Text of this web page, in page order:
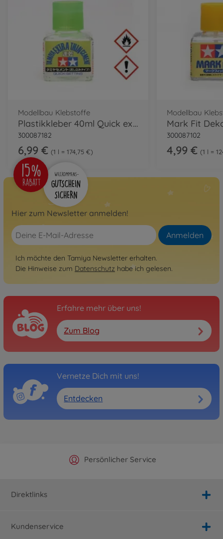
Modellbau Klebstoffe
Plastikkleber 40ml Quick extrad. Tamiya
300087182
6,99 € 1 l = 174,75 €
Modellbau
300087102
4,99 € 1 l =
Hier zum Newsletter anmelden!
Anmelden
Ich möchte den Tamiya Newsletter erhalten.
Die Hinweise zum Datenschutz habe ich gelesen.
Erfahre mehr über uns!
Zum Blog
Vernetze Dich mit uns!
Entdecken
Offizieller Hersteller Shop
Persönlicher Service
Versandkostenfrei ab 25€
Schnelle Lieferung
Direktlinks
Kundenservice